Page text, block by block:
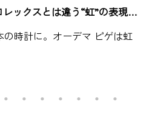
レックスとは違う“虹”の表現…
の時計に。オーデマ ピゲは虹